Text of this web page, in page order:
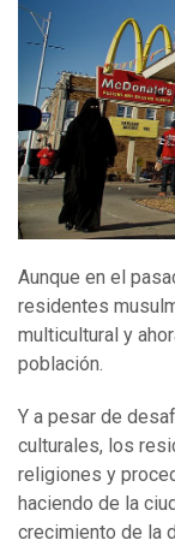
Aunque en el
residentes
multicultural y
población.
Y a pesar de
culturales, los
religiones y
haciendo de la
crecimiento de la